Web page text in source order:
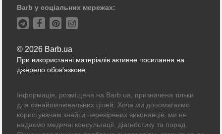
Barb у соціальних мережах:
© 2026 Barb.ua
При використанні матеріалів активне посилання на
джерело обов'язкове
Інформація, розміщена на Barb.ua, призначена тільки
для ознайомлювальних цілей. Хоча ми допомагаємо
користувачам знайти перевірених виконавців, ми не
надаємо медичні консультації, діагностику та порад.